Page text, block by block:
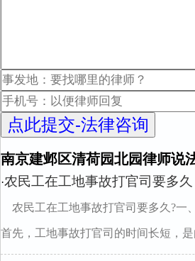
南京建邺区清荷园北园律师说
·农民工在工地事故打官司要多久
农民工在工地事故打官司要多久?一
首先，工地事故打官司的时间长短，